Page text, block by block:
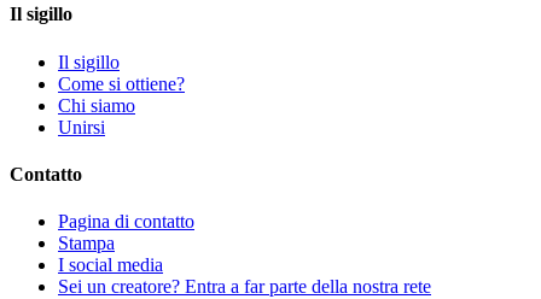
Il sigillo
Il sigillo
Come si ottiene?
Chi siamo
Unirsi
Contatto
Pagina di contatto
Stampa
I social media
Sei un creatore? Entra a far parte della nostra rete